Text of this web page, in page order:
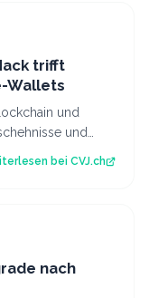
trifft
Wallets
und
und
Der…
bei CVJ.ch
nach